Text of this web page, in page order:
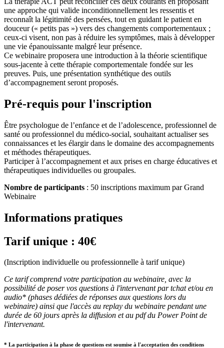
une approche qui valide inconditionnellement les ressentis et
reconnaît la légitimité des pensées, tout en guidant le patient en
douceur (« petits pas ») vers des changements comportementaux ;
ceux-ci visent, non pas à réduire les symptômes, mais à développer
une vie épanouissante malgré leur présence.
Ce webinaire proposera une introduction à la théorie scientifique
sous-jacente à cette thérapie comportementale fondée sur les
preuves. Puis, une présentation synthétique des outils
d’accompagnement seront proposés.
Pré-requis pour l'inscription
Être psychologue de l’enfance et de l’adolescence, professionnel de
santé ou professionnel du médico-social, souhaitant actualiser ses
connaissances et les élargir dans le domaine des accompagnements
et méthodes thérapeutiques.
Participer à l’accompagnement et aux prises en charge éducatives et
thérapeutiques individuelles ou groupales.
Nombre de participants : 50 inscriptions maximum par Grand
Webinaire
Informations pratiques
Tarif unique : 40€
(Inscription individuelle ou professionnelle à tarif unique)
Ce tarif comprend votre participation au webinaire, avec la
possibilité de poser vos questions à l'intervenant par tchat et/ou en
audio* (phases dédiées de réponses aux questions lors du
webinaire) ainsi que l'accès au replay du webinaire pendant une
durée de 60 jours après la diffusion et au pdf du Power Point de
l'intervenant.
* La participation à la phase de questions est soumise à l'acceptation des conditions